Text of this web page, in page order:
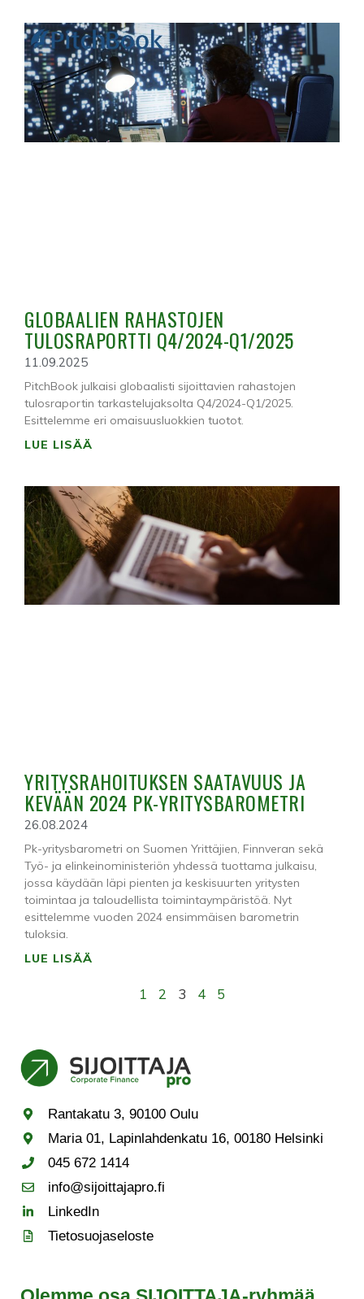
GLOBAALIEN RAHASTOJEN
TULOSRAPORTTI Q4/2024-Q1/2025
11.09.2025
PitchBook julkaisi globaalisti sijoittavien rahastojen
tulosraportin tarkastelujaksolta Q4/2024-Q1/2025.
Esittelemme eri omaisuusluokkien tuotot.
LUE LISÄÄ
YRITYSRAHOITUKSEN SAATAVUUS JA
KEVÄÄN 2024 PK-YRITYSBAROMETRI
26.08.2024
Pk-yritysbarometri on Suomen Yrittäjien, Finnveran sekä
Työ- ja elinkeinoministeriön yhdessä tuottama julkaisu,
jossa käydään läpi pienten ja keskisuurten yritysten
toimintaa ja taloudellista toimintaympäristöä. Nyt
esittelemme vuoden 2024 ensimmäisen barometrin
tuloksia.
LUE LISÄÄ
1 2 3 4 5
Rantakatu 3, 90100 Oulu
Maria 01, Lapinlahdenkatu 16, 00180 Helsinki
045 672 1414
info@sijoittajapro.fi
LinkedIn
Tietosuojaseloste